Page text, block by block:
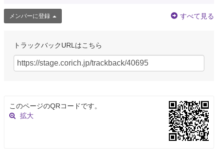
メンバーに登録 すべて見る
トラックバックURLはこちら
このページのQRコードです。
拡大